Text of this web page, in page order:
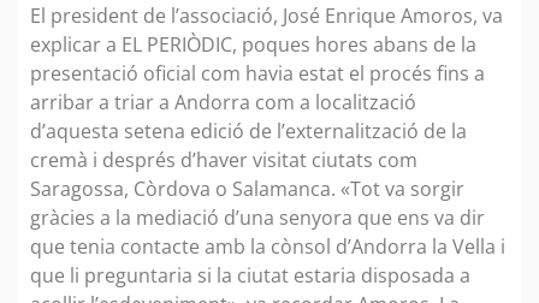
El president de l’associació, José Enrique Amoros, va
explicar a EL PERIÒDIC, poques hores abans de la
presentació oficial com havia estat el procés fins a
arribar a triar a Andorra com a localització
d’aquesta setena edició de l’externalització de la
cremà i després d’haver visitat ciutats com
Saragossa, Còrdova o Salamanca. «Tot va sorgir
gràcies a la mediació d’una senyora que ens va dir
que tenia contacte amb la cònsol d’Andorra la Vella i
que li preguntaria si la ciutat estaria disposada a